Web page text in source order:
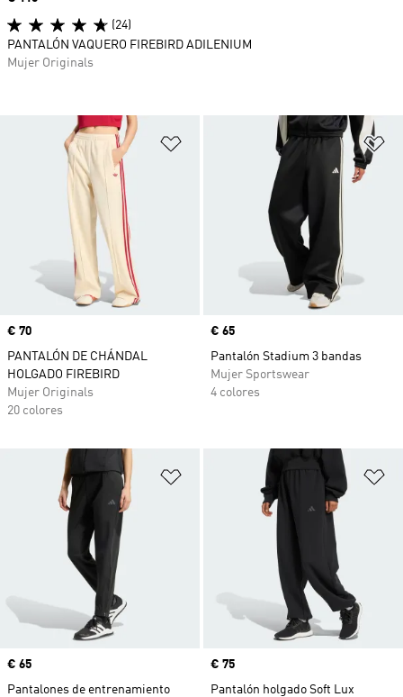
Añadir a la lista de deseos
Precio
€ 70
PANTALÓN DE CHÁNDAL
HOLGADO FIREBIRD
Mujer Originals
20 colores
Precio
€ 65
Pantalón Stadium 3 bandas
Mujer Sportswear
4 colores
Añadir a la lista de deseos
Precio
€ 65
Pantalones de entrenamiento
Precio
€ 75
Pantalón holgado Soft Lux
(24)
PANTALÓN VAQUERO FIREBIRD ADILENIUM
Mujer Originals